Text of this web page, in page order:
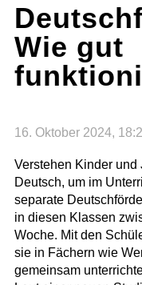
Wie gut
16. Oktober 2024,
Verstehen Kinder
Deutsch, um im
separate
in diesen Klassen
Woche. Mit den
sie in Fächern wie
gemeinsam